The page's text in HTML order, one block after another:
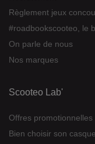
Règlement jeux
#roadbookscooteo, le
On parle de nous
Nos marques
Scooteo Lab'
Offres promotionnelles
Bien choisir son casque